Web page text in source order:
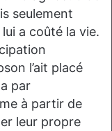
seulement
a coûté la vie.
l’ait placé
par
à partir de
leur propre